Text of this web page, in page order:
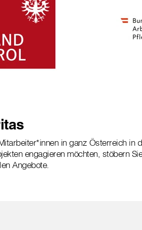
in ganz Österreich in
engagieren möchten, stöbern
Angebote.